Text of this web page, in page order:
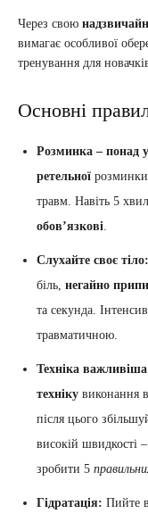
Через свою
вимагає особливої
тренування для
Основні
Розминка – понад
ретельної
травм. Навіть 5
обов’язкові
Слухайте своє тіло:
біль, негайно
та секунда.
травматичною.
Техніка
техніку виконання
після цього
високій швидкості
зробити 5
Гідратація: Пийте